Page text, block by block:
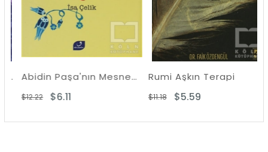
Abidin Paşa'nın Mesnevi Şerhi
$6.11
$12.22
Rumi Aşkın Terapi
$5.59
$11.18